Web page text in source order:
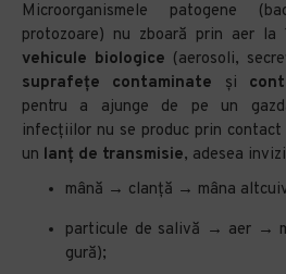
Microorganismele patogene
protozoare) nu zboară prin aer la
vehicule biologice (aerosoli,
suprafețe contaminate și
pentru a ajunge de pe un
infecțiilor nu se produc prin
un lanț de transmisie, adesea
mână → clanță → mâna
particule de salivă → aer →
gură);